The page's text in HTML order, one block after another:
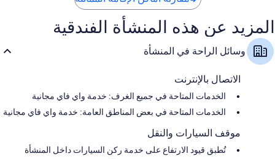
المزيد عن هذه المنشأة الفندقية
وسائل الراحة في المنشأة
الاتصال بالإنترنت
الخدمات المتاحة في جميع الغرف: خدمة واي فاي مجانية
الخدمات المتاحة في بعض المناطق العامة: خدمة واي فاي مجانية
موقف السيارات والنقل
تُطبق قيود الارتفاع على خدمة ركن السيارات داخل المنشأة